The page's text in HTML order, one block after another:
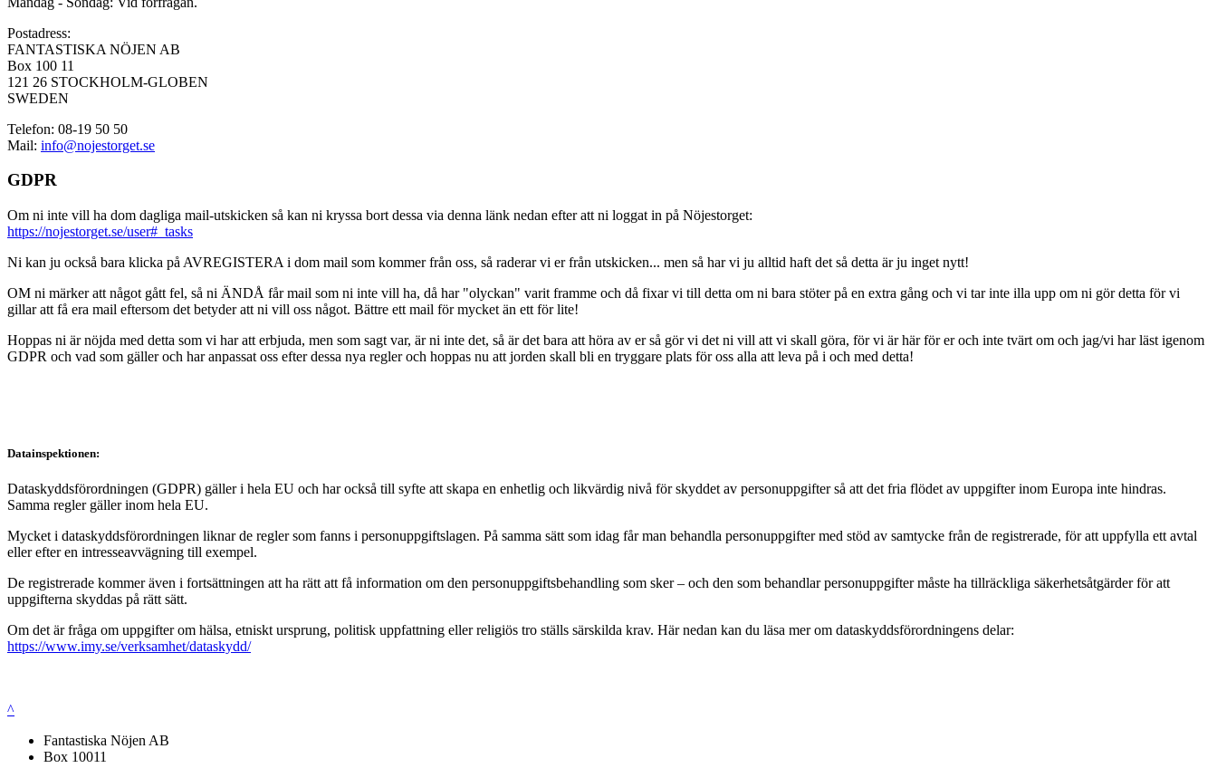
Postadress:
FANTASTISKA NÖJEN AB
Box 100 11
121 26 STOCKHOLM-GLOBEN
SWEDEN
Telefon: 08-19 50 50
Mail: info@nojestorget.se
GDPR
Om ni inte vill ha dom dagliga mail-utskicken så kan ni kryssa bort dessa via denna länk nedan efter att ni loggat in på Nöjestorget:
https://nojestorget.se/user#_tasks
Ni kan ju också bara klicka på AVREGISTERA i dom mail som kommer från oss, så raderar vi er från utskicken... men så har vi ju alltid haft det så detta är ju inget nytt!
OM ni märker att något gått fel, så ni ÄNDÅ får mail som ni inte vill ha, då har "olyckan" varit framme och då fixar vi till detta om ni bara stöter på en extra gång och vi tar inte illa upp om ni gör detta för vi
gillar att få era mail eftersom det betyder att ni vill oss något. Bättre ett mail för mycket än ett för lite!
Hoppas ni är nöjda med detta som vi har att erbjuda, men som sagt var, är ni inte det, så är det bara att höra av er så gör vi det ni vill att vi skall göra, för vi är här för er och inte tvärt om och jag/vi har läst igenom
GDPR och vad som gäller och har anpassat oss efter dessa nya regler och hoppas nu att jorden skall bli en tryggare plats för oss alla att leva på i och med detta!
Datainspektionen:
Dataskyddsförordningen (GDPR) gäller i hela EU och har också till syfte att skapa en enhetlig och likvärdig nivå för skyddet av personuppgifter så att det fria flödet av uppgifter inom Europa inte hindras.
Samma regler gäller inom hela EU.
Mycket i dataskyddsförordningen liknar de regler som fanns i personuppgiftslagen. På samma sätt som idag får man behandla personuppgifter med stöd av samtycke från de registrerade, för att uppfylla ett avtal
eller efter en intresseavvägning till exempel.
De registrerade kommer även i fortsättningen att ha rätt att få information om den personuppgiftsbehandling som sker – och den som behandlar personuppgifter måste ha tillräckliga säkerhetsåtgärder för att
uppgifterna skyddas på rätt sätt.
Om det är fråga om uppgifter om hälsa, etniskt ursprung, politisk uppfattning eller religiös tro ställs särskilda krav. Här nedan kan du läsa mer om dataskyddsförordningens delar:
https://www.imy.se/verksamhet/dataskydd/
^
Fantastiska Nöjen AB
Box 10011